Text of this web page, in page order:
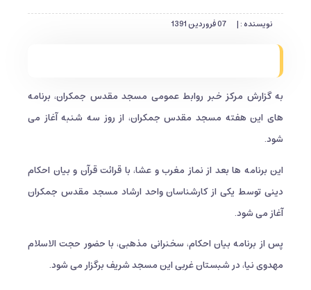
نویسنده : | 07 فروردین 1391
به گزارش مرکز خبر روابط عمومی مسجد مقدس جمکران، برنامه
های این هفته مسجد مقدس جمکران، از روز سه شنبه آغاز می
شود.
این برنامه ها بعد از نماز مغرب و عشا، با قرائت قرآن و بیان احکام
دینی توسط یکی از کارشناسان واحد ارشاد مسجد مقدس جمکران
آغاز می شود.
پس از برنامه بیان احکام، سخنرانی مذهبی، با حضور حجت الاسلام
مهدوی نیا، در شبستان غربی این مسجد شریف برگزار می شود.